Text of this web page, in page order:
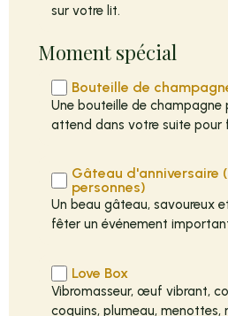
sur votre lit.
Moment spécial
Bouteille de
Une bouteille de champagne
attend dans votre suite pour
Gâteau d'anniversaire
personnes)
Un beau gâteau, savoureux
fêter un événement
Love Box
Vibromasseur, œuf vibrant,
coquins, plumeau, menottes,